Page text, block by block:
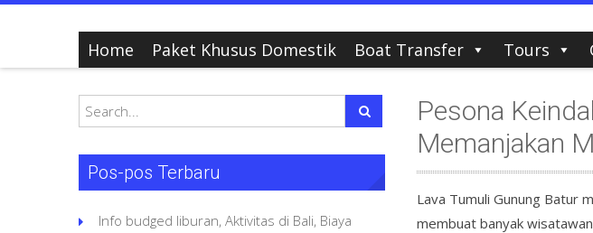
Home Paket Khusus Domestik Boat Transfer Tours
Pesona
Memanjakan
Lava Tumuli Gunung Batur
membuat banyak
Pos-pos Terbaru
Info budged liburan, Aktivitas di Bali, Biaya